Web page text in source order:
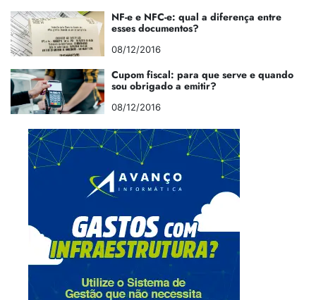
NF-e e NFC-e: qual a diferença entre
esses documentos?
08/12/2016
Cupom fiscal: para que serve e quando
sou obrigado a emitir?
08/12/2016